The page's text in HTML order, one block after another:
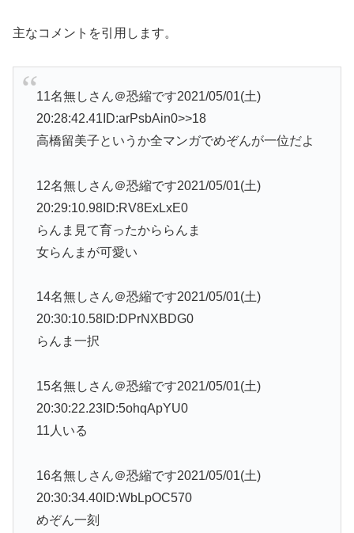
主なコメントを引用します。
11名無しさん＠恐縮です2021/05/01(土)
20:28:42.41ID:arPsbAin0>>18
高橋留美子というか全マンガでめぞんが一位だよ
12名無しさん＠恐縮です2021/05/01(土)
20:29:10.98ID:RV8ExLxE0
らんま見て育ったかららんま
女らんまが可愛い
14名無しさん＠恐縮です2021/05/01(土)
20:30:10.58ID:DPrNXBDG0
らんま一択
15名無しさん＠恐縮です2021/05/01(土)
20:30:22.23ID:5ohqApYU0
11人いる
16名無しさん＠恐縮です2021/05/01(土)
20:30:34.40ID:WbLpOC570
めぞん一刻